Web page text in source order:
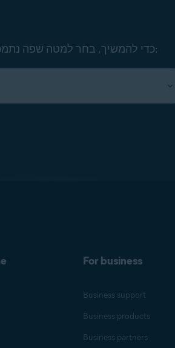
כדי להמשיך, בחר למטה שפה נתמכת:
For business
Business support
Business products
Business partners